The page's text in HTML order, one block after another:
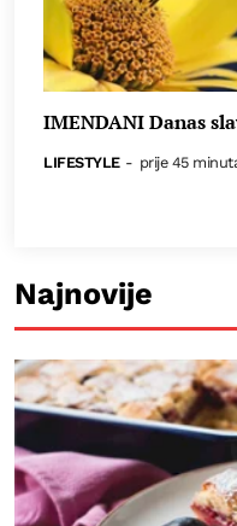
IMENDANI Danas
LIFESTYLE - prije 45
Najnovije